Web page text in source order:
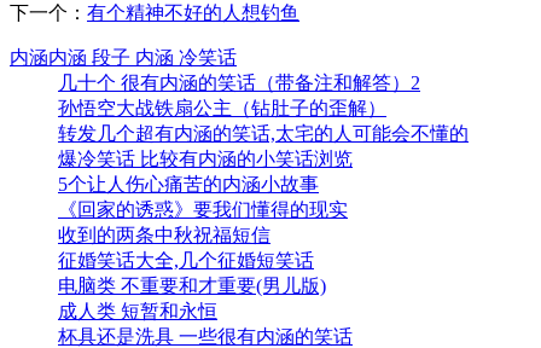
下一个： 有个精神不好的人想钓鱼
内涵内涵 段子 内涵 冷笑话
几十个 很有内涵的笑话（带备注和解答）2
孙悟空大战铁扇公主（钻肚子的歪解）
转发几个超有内涵的笑话,太宅的人可能会不懂的
爆冷笑话 比较有内涵的小笑话浏览
5个让人伤心痛苦的内涵小故事
《回家的诱惑》要我们懂得的现实
收到的两条中秋祝福短信
征婚笑话大全,几个征婚短笑话
电脑类 不重要和才重要(男儿版)
成人类 短暂和永恒
杯具还是洗具 一些很有内涵的笑话